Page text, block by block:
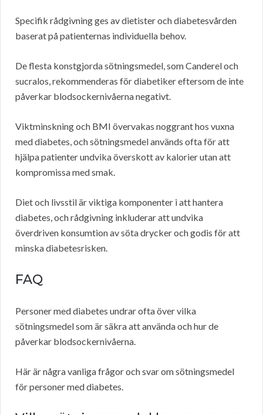
Specifik rådgivning ges av dietister och diabetesvården
baserat på patienternas individuella behov.
De flesta konstgjorda sötningsmedel, som Canderel och
sucralos, rekommenderas för diabetiker eftersom de inte
påverkar blodsockernivåerna negativt.
Viktminskning och BMI övervakas noggrant hos vuxna
med diabetes, och sötningsmedel används ofta för att
hjälpa patienter undvika överskott av kalorier utan att
kompromissa med smak.
Diet och livsstil är viktiga komponenter i att hantera
diabetes, och rådgivning inkluderar att undvika
överdriven konsumtion av söta drycker och godis för att
minska diabetesrisken.
FAQ
Personer med diabetes undrar ofta över vilka
sötningsmedel som är säkra att använda och hur de
påverkar blodsockernivåerna.
Här är några vanliga frågor och svar om sötningsmedel
för personer med diabetes.